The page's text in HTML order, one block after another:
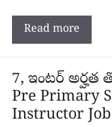
Read more
7, ఇంటర్ అర్హత
Pre Primary
Instructor